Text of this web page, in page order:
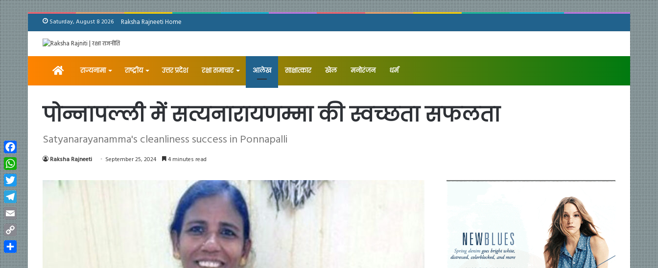
Saturday, August 8 2026 Raksha Rajneeti Home
Homeराज्यनामा राष्ट्रीय उत्तर प्रदेश रक्षा समाचार आलेख ⁠साक्षात्कार खेल मनोरंजन धर्म
पोन्नापल्ली में सत्यनारायणम्मा की स्वच्छता सफलता
Satyanarayanamma's cleanliness success in Ponnapalli
Raksha Rajneeti September 25, 2024 4 minutes read
Facebook
WhatsApp
Twitter
Telegram
Email
Copy
Link
Share